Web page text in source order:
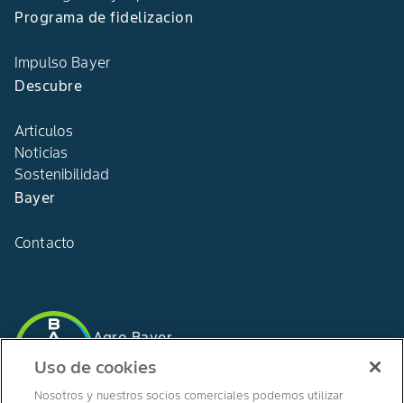
Programa de fidelizacion
Impulso Bayer
Descubre
Artículos
Noticias
Sostenibilidad
Bayer
Contacto
Agro Bayer
España
Uso de cookies
Nosotros y nuestros socios comerciales podemos utilizar